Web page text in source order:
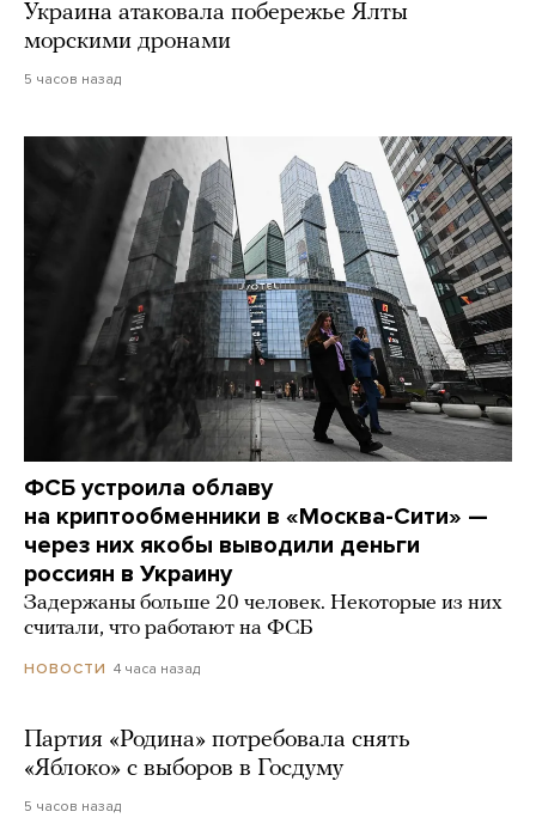
Украина атаковала побережье Ялты
морскими дронами
5 часов назад
ФСБ устроила облаву
на криптообменники в «Москва-Сити» —
через них якобы выводили деньги
россиян в Украину
Задержаны больше 20 человек. Некоторые из них
считали, что работают на ФСБ
НОВОСТИ 4 часа назад
Партия «Родина» потребовала снять
«Яблоко» с выборов в Госдуму
5 часов назад